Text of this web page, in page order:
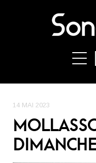
14 MAI 2023